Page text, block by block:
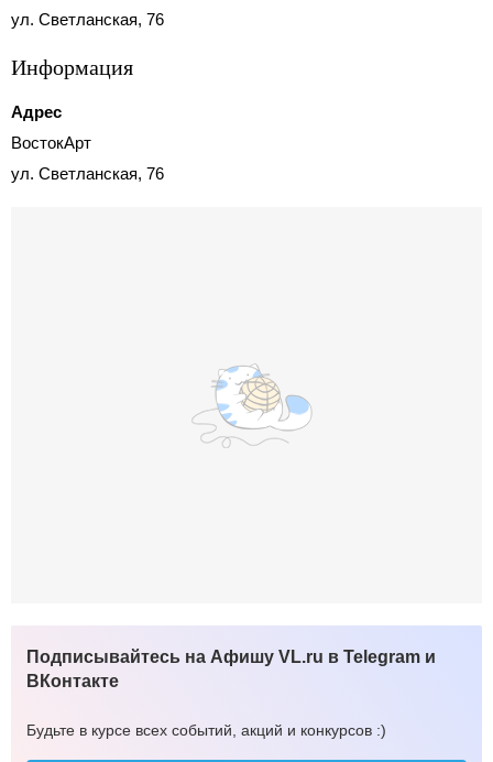
ул. Светланская, 76
Информация
Адрес
ВостокАрт
ул. Светланская, 76
Подписывайтесь на Афишу VL.ru в Telegram и
ВКонтакте
Будьте в курсе всех событий, акций и конкурсов :)